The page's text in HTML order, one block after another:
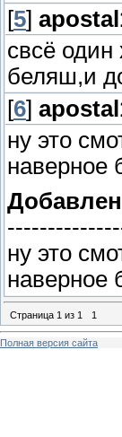
[5]
свсё один
беляш,и
[6]
ну это
ну это
Страница 1 из 1 1
Полная версия сайта